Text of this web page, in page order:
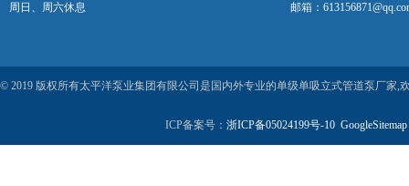
周日、周六休息 邮箱：
© 2019 版权所有太平洋泵业集团有限公司是国内外专业的单级单吸立式管道泵厂家
ICP备案号： 浙ICP备05024199号-10 GoogleSitemap